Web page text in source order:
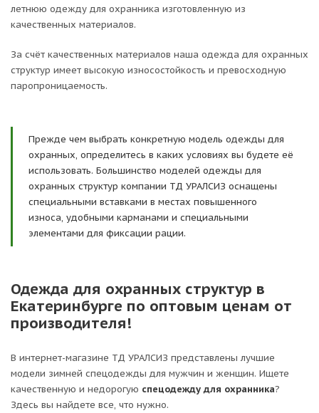
летнюю одежду для охранника изготовленную из
качественных материалов.
За счёт качественных материалов наша одежда для охранных
структур имеет высокую износостойкость и превосходную
паропроницаемость.
Прежде чем выбрать конкретную модель одежды для
охранных, определитесь в каких условиях вы будете её
использовать. Большинство моделей одежды для
охранных структур компании ТД УРАЛСИЗ оснащены
специальными вставками в местах повышенного
износа, удобными карманами и специальными
элементами для фиксации рации.
Одежда для охранных структур в
Екатеринбурге по оптовым ценам от
производителя!
В интернет-магазине ТД УРАЛСИЗ представлены лучшие
модели зимней спецодежды для мужчин и женщин. Ищете
качественную и недорогую спецодежду для охранника?
Здесь вы найдете все, что нужно.